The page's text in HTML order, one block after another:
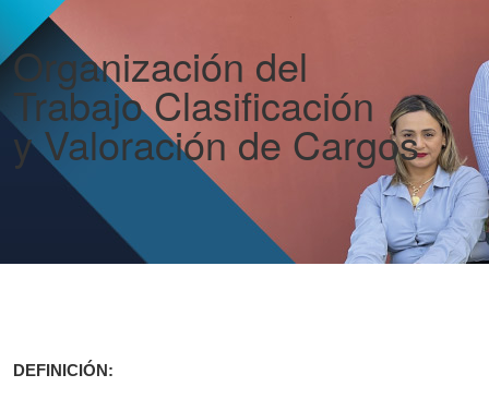
Organización del
Trabajo Clasificación
y Valoración de Cargos
DEFINICIÓN: